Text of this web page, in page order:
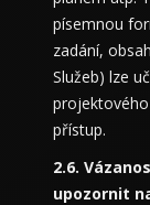
písemnou
zadání,
Služeb) lze
přístup.
upozornit